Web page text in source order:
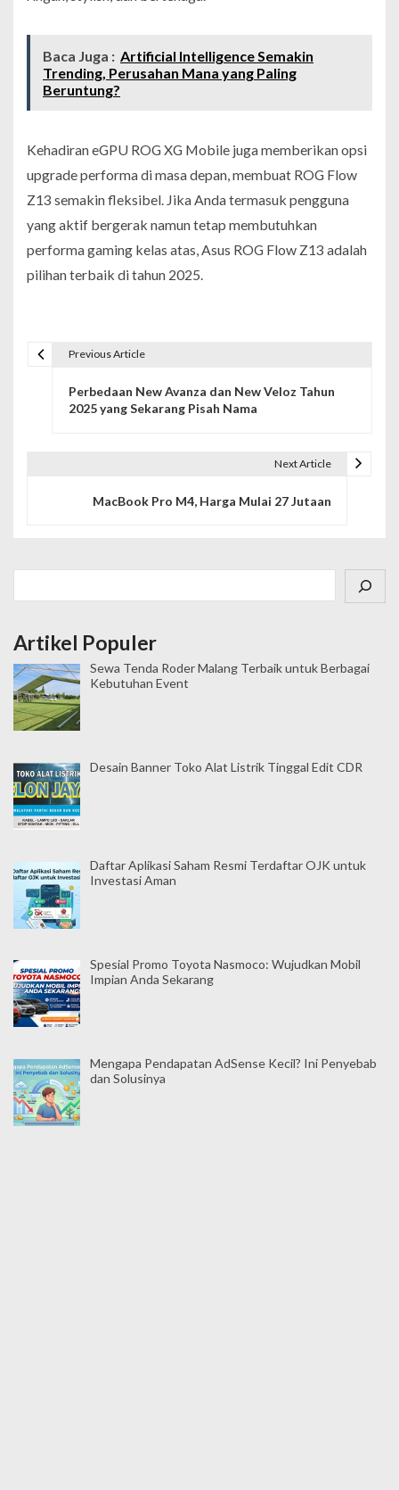
Baca Juga : Artificial Intelligence Semakin
Trending, Perusahan Mana yang Paling
Beruntung?
Kehadiran eGPU ROG XG Mobile juga memberikan opsi
upgrade performa di masa depan, membuat ROG Flow
Z13 semakin fleksibel. Jika Anda termasuk pengguna
yang aktif bergerak namun tetap membutuhkan
performa gaming kelas atas, Asus ROG Flow Z13 adalah
pilihan terbaik di tahun 2025.
i
o
s
Previous Article
Perbedaan New Avanza dan New Veloz Tahun
2025 yang Sekarang Pisah Nama
Next Article
MacBook Pro M4, Harga Mulai 27 Jutaan
Artikel Populer
Sewa Tenda Roder Malang Terbaik untuk Berbagai
Kebutuhan Event
Desain Banner Toko Alat Listrik Tinggal Edit CDR
Daftar Aplikasi Saham Resmi Terdaftar OJK untuk
Investasi Aman
Spesial Promo Toyota Nasmoco: Wujudkan Mobil
Impian Anda Sekarang
Mengapa Pendapatan AdSense Kecil? Ini Penyebab
dan Solusinya